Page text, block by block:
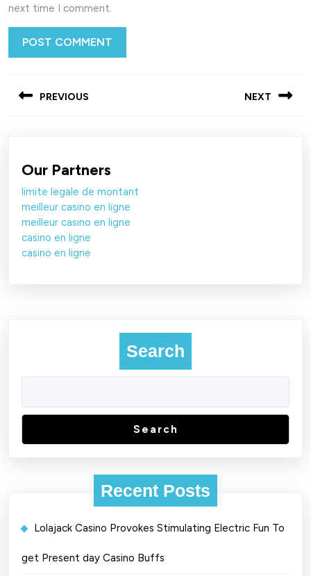
next time I comment.
navigation
PREVIOUS NEXT
Our Partners
limite legale de montant
meilleur casino en ligne
meilleur casino en ligne
casino en ligne
casino en ligne
Search
Search
Recent Posts
Lolajack Casino Provokes Stimulating Electric Fun To
get Present day Casino Buffs